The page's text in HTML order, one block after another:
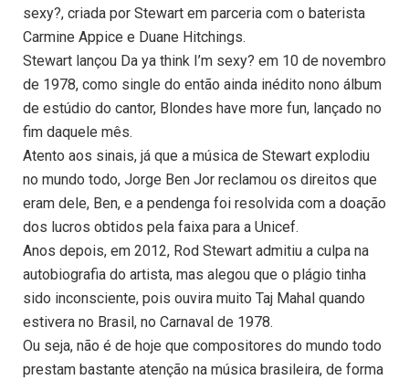
sexy?, criada por Stewart em parceria com o baterista
Carmine Appice e Duane Hitchings.
Stewart lançou Da ya think I’m sexy? em 10 de novembro
de 1978, como single do então ainda inédito nono álbum
de estúdio do cantor, Blondes have more fun, lançado no
fim daquele mês.
Atento aos sinais, já que a música de Stewart explodiu
no mundo todo, Jorge Ben Jor reclamou os direitos que
eram dele, Ben, e a pendenga foi resolvida com a doação
dos lucros obtidos pela faixa para a Unicef.
Anos depois, em 2012, Rod Stewart admitiu a culpa na
autobiografia do artista, mas alegou que o plágio tinha
sido inconsciente, pois ouvira muito Taj Mahal quando
estivera no Brasil, no Carnaval de 1978.
Ou seja, não é de hoje que compositores do mundo todo
prestam bastante atenção na música brasileira, de forma